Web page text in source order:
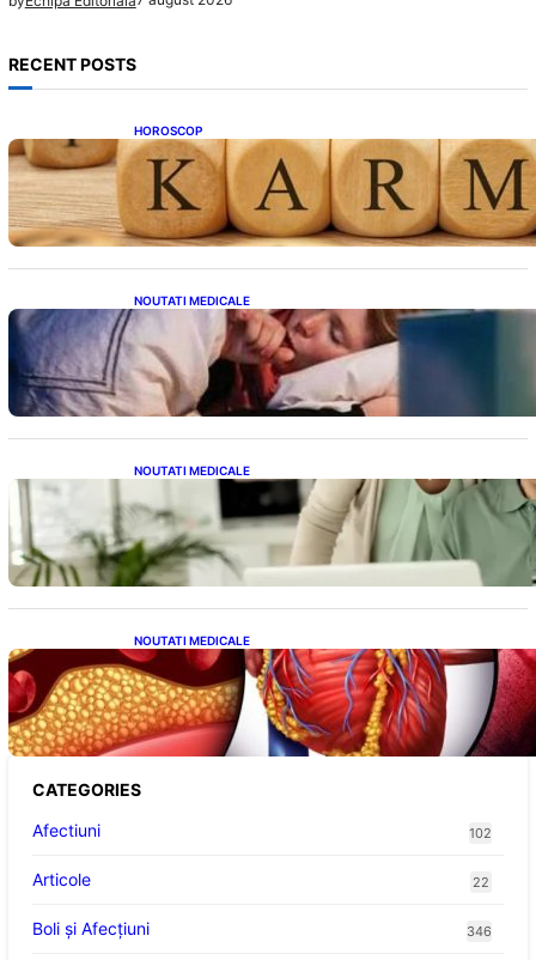
RECENT POSTS
HOROSCOP
Eclipsa și Karma: Impactul Emoțional Asupra
Zodiilor Leu și Vărsător
NOUTATI MEDICALE
Tusea seacă nocturnă: Semnale importante
despre sănătatea inimii tale
NOUTATI MEDICALE
Sprijin financiar pentru pensionari: Ce
înseamnă ajutoarele de până la 500 de lei în
2026
NOUTATI MEDICALE
Descoperirea revoluționară: Afereza
terapeutică, un posibil aliat în eliminarea
microplasticelor din sânge
CATEGORIES
Afectiuni
102
Articole 22
Boli și Afecțiuni 346